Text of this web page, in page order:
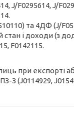
J/F0295614, J/
та 4ДФ (J/
і доходи (з
F0142115.
при експорті
(J0114929,